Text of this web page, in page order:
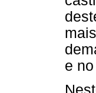
e